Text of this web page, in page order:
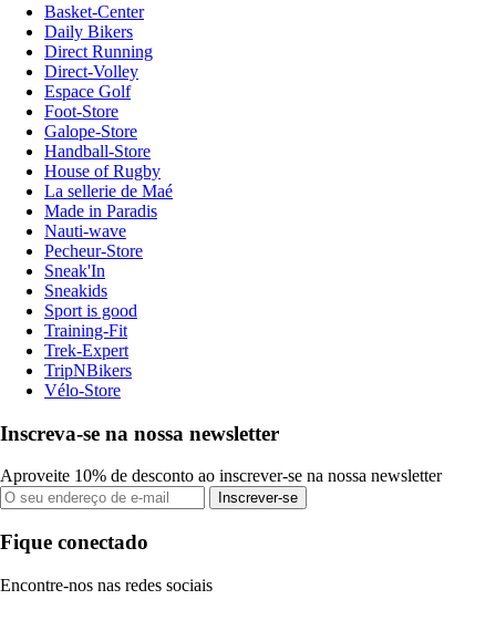
Basket-Center
Daily Bikers
Direct Running
Direct-Volley
Espace Golf
Foot-Store
Galope-Store
Handball-Store
House of Rugby
La sellerie de Maé
Made in Paradis
Nauti-wave
Pecheur-Store
Sneak'In
Sneakids
Sport is good
Training-Fit
Trek-Expert
TripNBikers
Vélo-Store
Inscreva-se na nossa newsletter
Aproveite 10% de desconto ao inscrever-se na nossa newsletter
Inscrever-se
Fique conectado
Encontre-nos nas redes sociais